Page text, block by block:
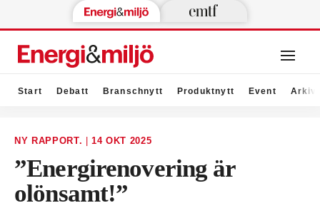
Start Debatt Branschnytt Produktnytt Event Arkiv
NY RAPPORT. 14 OKT 2025
”Energirenovering är
olönsamt!”